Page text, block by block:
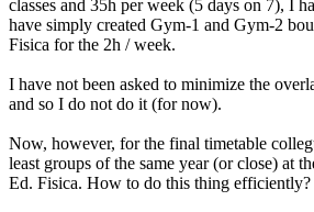
classes and 35h per week (5 days on 7), I
have simply created Gym-1 and Gym-2
Fisica for the 2h / week.
I have not been asked to minimize the
and so I do not do it (for now).
Now, however, for the final timetable
least groups of the same year (or close) at
Ed. Fisica. How to do this thing efficiently?